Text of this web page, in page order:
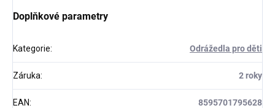
Doplňkové parametry
Kategorie: Odrážedla pro děti
Záruka: 2 roky
EAN: 8595701795628